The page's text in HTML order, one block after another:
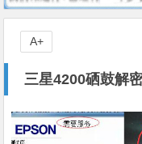
三星4200硒鼓解
A+